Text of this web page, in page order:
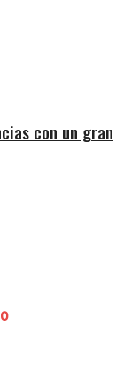
con un gran